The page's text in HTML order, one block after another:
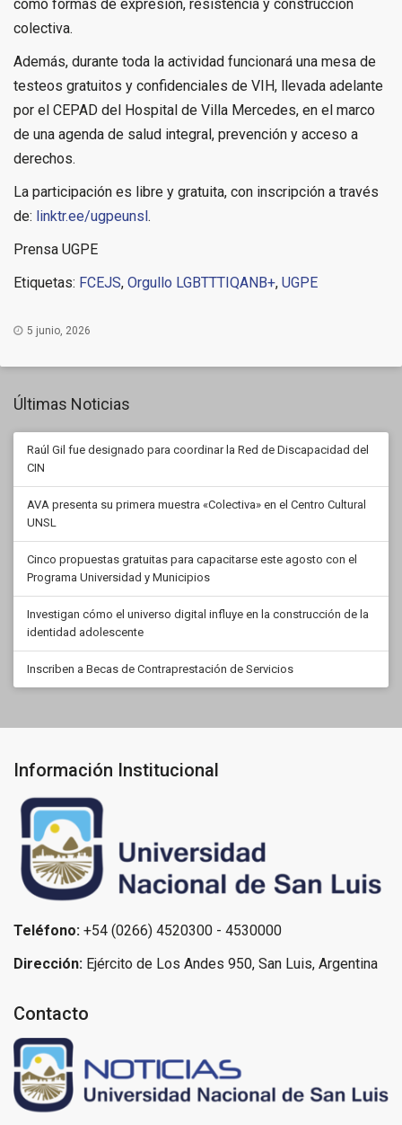
como formas de expresión, resistencia y construcción
colectiva.
Además, durante toda la actividad funcionará una mesa de
testeos gratuitos y confidenciales de VIH, llevada adelante
por el CEPAD del Hospital de Villa Mercedes, en el marco
de una agenda de salud integral, prevención y acceso a
derechos.
La participación es libre y gratuita, con inscripción a través
de: linktr.ee/ugpeunsl.
Prensa UGPE
Etiquetas: FCEJS, Orgullo LGBTTTIQANB+, UGPE
5 junio, 2026
Últimas Noticias
Raúl Gil fue designado para coordinar la Red de Discapacidad del
CIN
AVA presenta su primera muestra «Colectiva» en el Centro Cultural
UNSL
Cinco propuestas gratuitas para capacitarse este agosto con el
Programa Universidad y Municipios
Investigan cómo el universo digital influye en la construcción de la
identidad adolescente
Inscriben a Becas de Contraprestación de Servicios
Información Institucional
Teléfono: +54 (0266) 4520300 - 4530000
Dirección: Ejército de Los Andes 950, San Luis, Argentina
Contacto